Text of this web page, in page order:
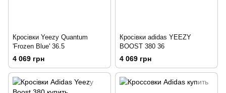
Кросівки Yeezy Quantum
'Frozen Blue' 36.5
4 069 грн
Кросівки adidas YEEZY
BOOST 380 36
4 069 грн